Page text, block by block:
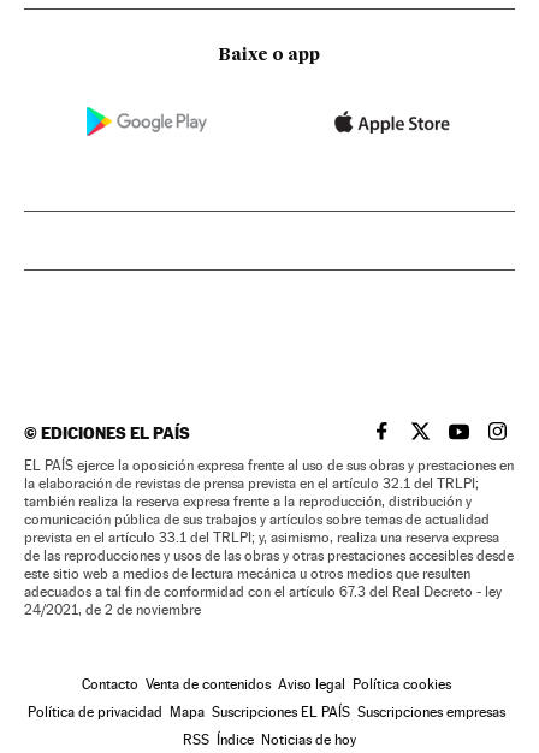
Baixe o app
©EDICIONES EL PAÍS EL PAÍS BRASIL EN
EL PAÍSEL PAÍS
EL
EL PAÍS ejerce la oposición expresa frente al uso de sus obras y prestaciones en
la elaboración de revistas de prensa prevista en el artículo 32.1 del TRLPI;
también realiza la reserva expresa frente a la reproducción, distribución y
comunicación pública de sus trabajos y artículos sobre temas de actualidad
prevista en el artículo 33.1 del TRLPI; y, asimismo, realiza una reserva expresa
de las reproducciones y usos de las obras y otras prestaciones accesibles desde
este sitio web a medios de lectura mecánica u otros medios que resulten
adecuados a tal fin de conformidad con el artículo 67.3 del Real Decreto - ley
24/2021, de 2 de noviembre
Contacto Venta de contenidos Aviso legal Política cookies
Política de privacidad Mapa Suscripciones EL PAÍS Suscripciones empresas
RSS Índice Noticias de hoy